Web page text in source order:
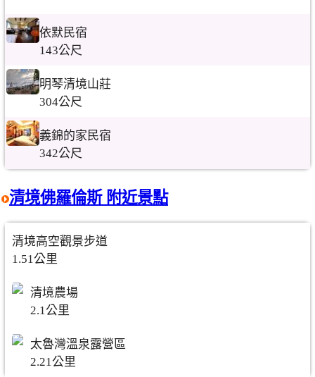
依默民宿
143公尺
明琴清境山莊
304公尺
義錦的家民宿
342公尺
清境佛羅倫斯 附近景點
清境高空觀景步道
1.51公里
清境農場
2.1公里
太魯灣溫泉露營區
2.21公里